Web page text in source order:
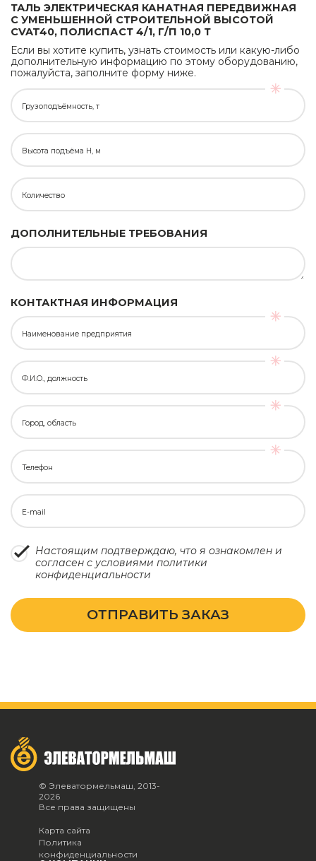
ТАЛЬ ЭЛЕКТРИЧЕСКАЯ КАНАТНАЯ ПЕРЕДВИЖНАЯ
С УМЕНЬШЕННОЙ СТРОИТЕЛЬНОЙ ВЫСОТОЙ
CVAT40, ПОЛИСПАСТ 4/1, Г/П 10,0 Т
Если вы хотите купить, узнать стоимость или какую-либо
дополнительную информацию по этому оборудованию,
пожалуйста, заполните форму ниже.
Грузоподъёмность, т
Высота подъёма H, м
Количество
ДОПОЛНИТЕЛЬНЫЕ ТРЕБОВАНИЯ
КОНТАКТНАЯ ИНФОРМАЦИЯ
Наименование предприятия
Ф.И.О., должность
Город, область
Телефон
E-mail
Настоящим подтверждаю, что я ознакомлен и
согласен с условиями политики
конфиденциальности
ОТПРАВИТЬ ЗАКАЗ
© Элеватормельмаш, 2013-
2026
Все права защищены
Карта сайта
Политика
конфиденциальности